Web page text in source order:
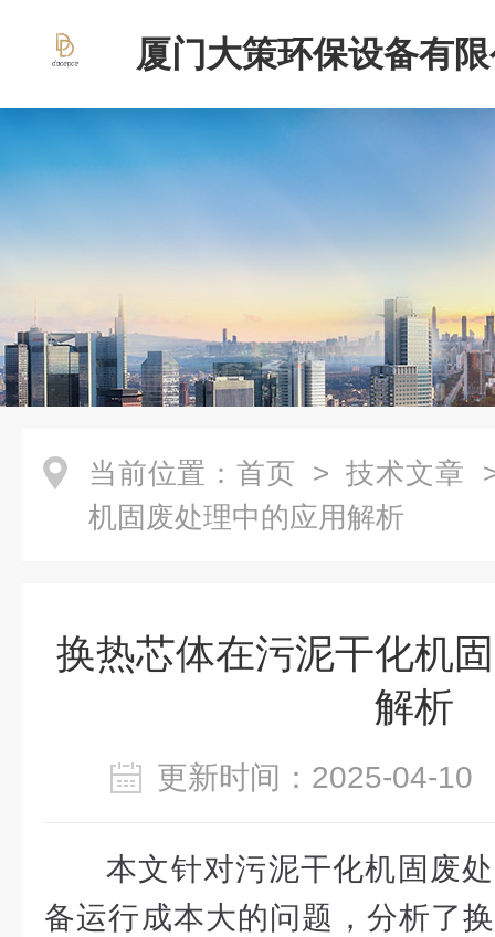
厦门大策环保设备有
当前位置： 首页 > 技术文章
机固废处理中的应用解析
换热芯体在污泥干化机
解析
更新时间：2025-04-
本文针对污泥干化机固废
备运行成本大的问题，分析了